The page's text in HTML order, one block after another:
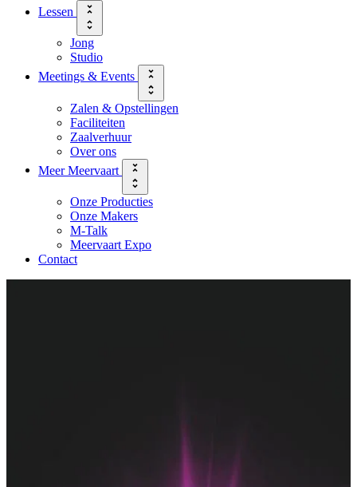
Lessen
Jong
Studio
Meetings & Events
Zalen & Opstellingen
Faciliteiten
Zaalverhuur
Over ons
Meer Meervaart
Onze Producties
Onze Makers
M-Talk
Meervaart Expo
Contact